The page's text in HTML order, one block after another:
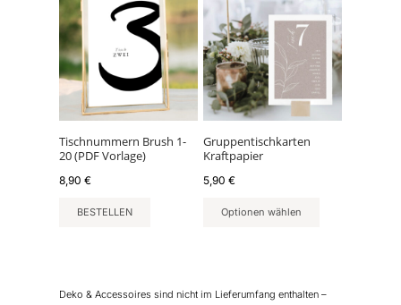
Tischnummern Brush 1-
20 (PDF Vorlage)
8,90 €
BESTELLEN
Gruppentischkarten
Kraftpapier
5,90€
Optionen wählen
Deko & Accessoires sind nicht im Lieferumfang enthalten –